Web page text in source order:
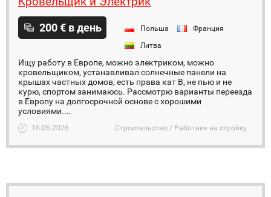
200 € в день Польша
Франция
Литва
Ищу работу в Европе, можно электриком, можно
кровельщиком, устанавливал солнечные панели на
крышах частных домов, есть права кат B, не пью и не
курю, спортом занимаюсь. Рассмотрю варианты переезда
в Европу на долгосрочной основе с хорошими
условиями....
16.06.2026 Строительство / Работник на стройку